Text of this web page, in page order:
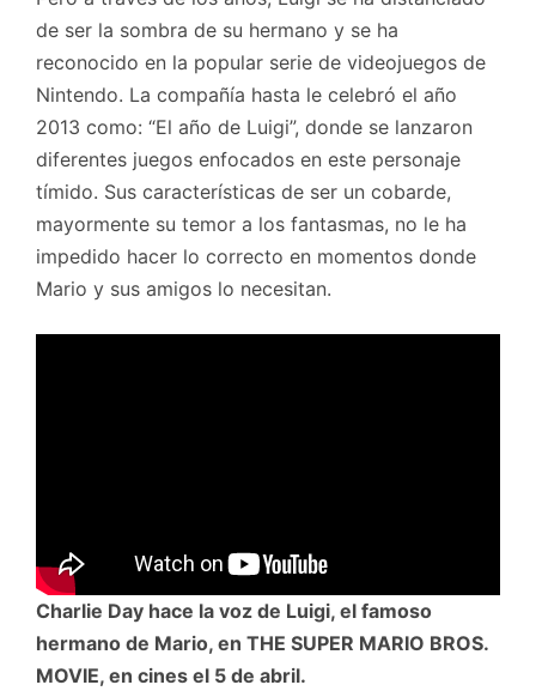
de ser la sombra de su hermano y se ha
reconocido en la popular serie de videojuegos de
Nintendo. La compañía hasta le celebró el año
2013 como: “El año de Luigi”, donde se lanzaron
diferentes juegos enfocados en este personaje
tímido. Sus características de ser un cobarde,
mayormente su temor a los fantasmas, no le ha
impedido hacer lo correcto en momentos donde
Mario y sus amigos lo necesitan.
Charlie Day hace la voz de Luigi, el famoso
hermano de Mario, en THE SUPER MARIO BROS.
MOVIE, en cines el 5 de abril.